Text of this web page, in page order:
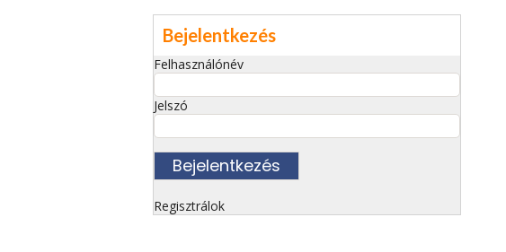
Bejelentkezés
Felhasználónév
Jelszó
Regisztrálok